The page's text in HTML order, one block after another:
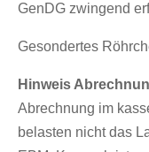
GenDG zwingend
Gesondertes
Hinweis
Abrechnung im
belasten nicht das